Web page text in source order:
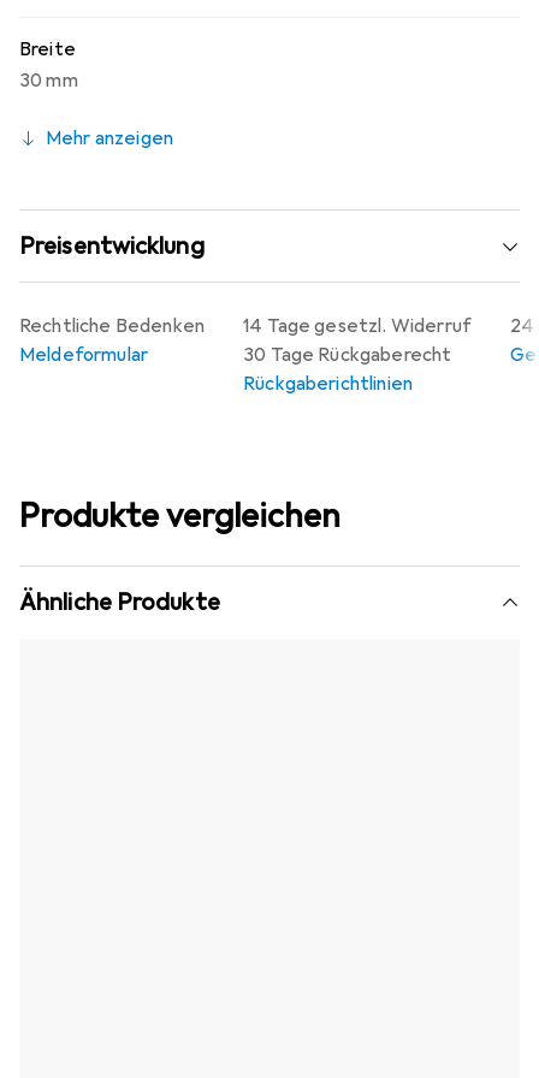
Breite
30 mm
Mehr anzeigen
Preisentwicklung
14 Tage gesetzl. Widerruf
30 Tage Rückgaberecht
Rückgaberichtlinien
24
Rechtliche Bedenken
Meldeformular
Produkte vergleichen
Ähnliche Produkte